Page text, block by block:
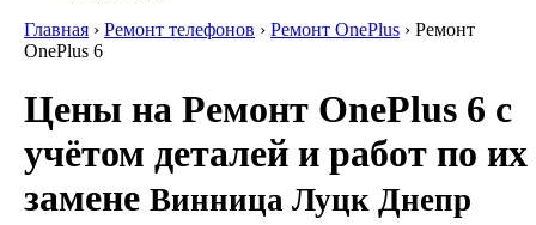
Главная › Ремонт телефонов › Ремонт OnePlus › Ремонт
OnePlus 6
Цены на Ремонт OnePlus 6 с
учётом деталей и работ по их
замене Винница Луцк Днепр